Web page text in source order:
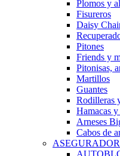
Plomos y
Fisureros
Daisy
Pitones
Friends y
Pitonisas,
Martillos
Guantes
Rodilleras
Hamacas
Arneses
Cabos de